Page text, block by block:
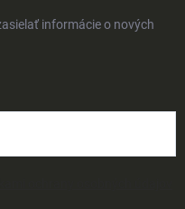
informácie o nových